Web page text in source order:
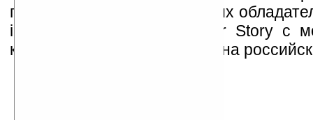
первую очередь, для будущих
iriver Story или iriver Cover Story с
которые готовятся к выходу на